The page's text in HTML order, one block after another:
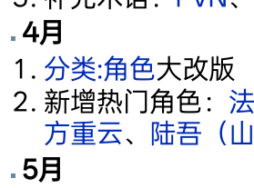
4月
分类:角色大改版
新增热门角色：
方重云、 陆吾（
5月